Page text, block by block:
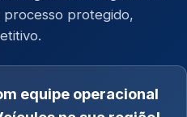
processo protegido,
equipe operacional